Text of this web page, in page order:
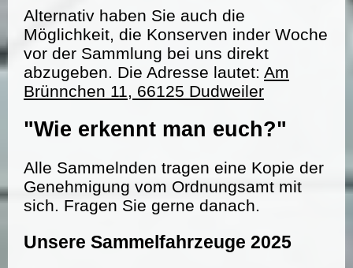
Alternativ haben Sie auch die
Möglichkeit, die Konserven inder Woche
vor der Sammlung bei uns direkt
abzugeben. Die Adresse lautet: Am
Brünnchen 11, 66125 Dudweiler
"Wie erkennt man euch?"
Alle Sammelnden tragen eine Kopie der
Genehmigung vom Ordnungsamt mit
sich. Fragen Sie gerne danach.
Unsere Sammelfahrzeuge 2025